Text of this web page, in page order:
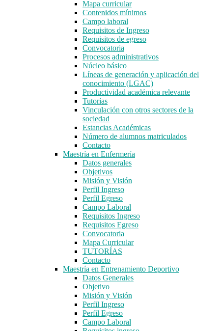
Mapa curricular
Contenidos mínimos
Campo laboral
Requisitos de Ingreso
Requisitos de egreso
Convocatoria
Procesos administrativos
Núcleo básico
Líneas de generación y aplicación del
conocimiento (LGAC)
Productividad académica relevante
Tutorías
Vinculación con otros sectores de la
sociedad
Estancias Académicas
Número de alumnos matriculados
Contacto
Maestría en Enfermería
Datos generales
Objetivos
Misión y Visión
Perfil Ingreso
Perfil Egreso
Campo Laboral
Requisitos Ingreso
Requisitos Egreso
Convocatoria
Mapa Curricular
TUTORÍAS
Contacto
Maestría en Entrenamiento Deportivo
Datos Generales
Objetivo
Misión y Visión
Perfil Ingreso
Perfil Egreso
Campo Laboral